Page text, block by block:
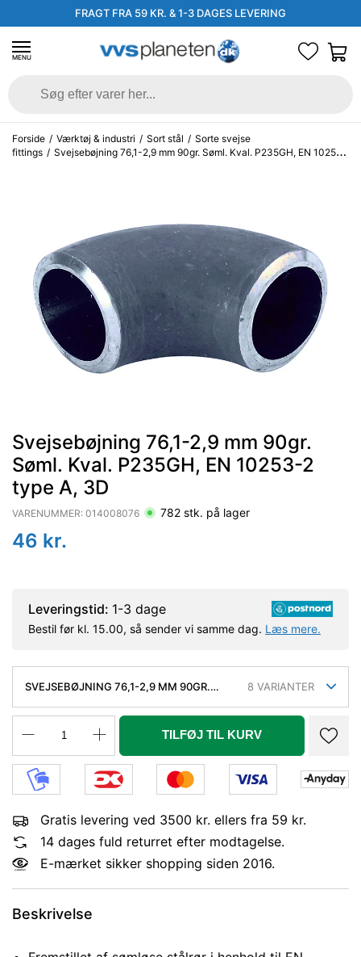
FRAGT FRA 59 KR. & 1-3 DAGES LEVERING
MENU
Forside / Værktøj & industri / Sort stål / Sorte svejse
fittings / Svejsebøjning 76,1-2,9 mm 90gr. Søml. Kval. P235GH, EN 10253-
Svejsebøjning 76,1-2,9 mm 90gr.
Søml. Kval. P235GH, EN 10253-2
type A, 3D
VARENUMMER: 014008076 782 stk. på lager
46 kr.
Leveringstid: 1-3 dage
Bestil før kl. 15.00, så sender vi samme dag. Læs mere.
SVEJSEBØJNING 76,1-2,9 MM 90GR.
A, 3D
8 VARIANTER
TILFØJ TIL KURV
Gratis levering ved 3500 kr. ellers fra 59 kr.
14 dages fuld returret efter modtagelse.
E-mærket sikker shopping siden 2016.
Beskrivelse